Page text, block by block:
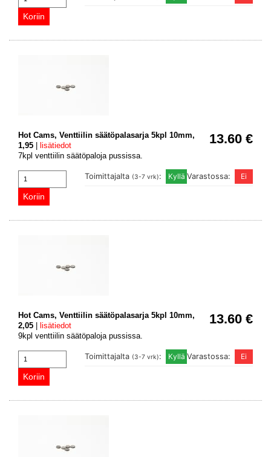
13.60 €
Hot Cams, Venttiilin säätöpalasarja 5kpl 10mm,
1,95 | lisätiedot
7kpl venttiilin säätöpaloja pussissa.
Varastossa:
Toimittajalta (3-7 vrk):
13.60 €
Hot Cams, Venttiilin säätöpalasarja 5kpl 10mm,
2,05 | lisätiedot
9kpl venttiilin säätöpaloja pussissa.
Varastossa:
Toimittajalta (3-7 vrk):